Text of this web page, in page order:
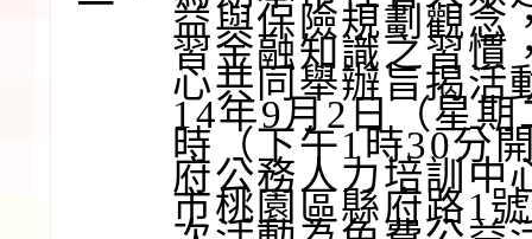
益與保險規劃觀念
習金融知識之習慣
心共同舉辦旨揭活
14年9月2日（星
時（下午1時30分
府公務人力培訓中
市桃園區縣府路1